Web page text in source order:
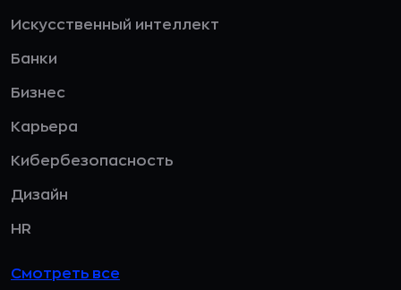
Искусственный интеллект
Банки
Бизнес
Карьера
Кибербезопасность
Дизайн
HR
Смотреть все